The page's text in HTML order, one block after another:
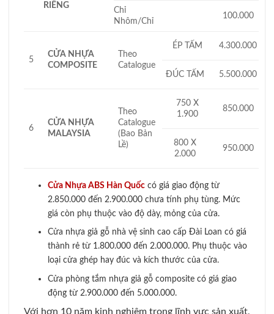
RIÊNG
Chỉ
Nhôm/Chỉ
100.000
5
CỬA NHỰA
COMPOSITE
Theo
Catalogue
ÉP TẤM 4.300.000
ĐÚC TẤM 5.500.000
6
CỬA NHỰA
MALAYSIA
Theo
Catalogue
(Bao Bản
Lề)
750 X
1.900
850.000
800 X
2.000
950.000
Cửa Nhựa ABS Hàn Quốccó giá giao động từ
2.850.000 đến 2.900.000 chưa tính phụ tùng. Mức
giá còn phụ thuộc vào độ dày, mỏng của cửa.
Cửa nhựa giả gỗ nhà vệ sinh cao cấp Đài Loan có giá
thành rẻ từ 1.800.000 đến 2.000.000. Phụ thuộc vào
loại cửa ghép hay đúc và kích thước của cửa.
Cửa phòng tắm nhựa giả gỗ composite có giá giao
động từ 2.900.000 đến 5.000.000.
Với hơn 10 năm kinh nghiệm trong lĩnh vực sản xuất,